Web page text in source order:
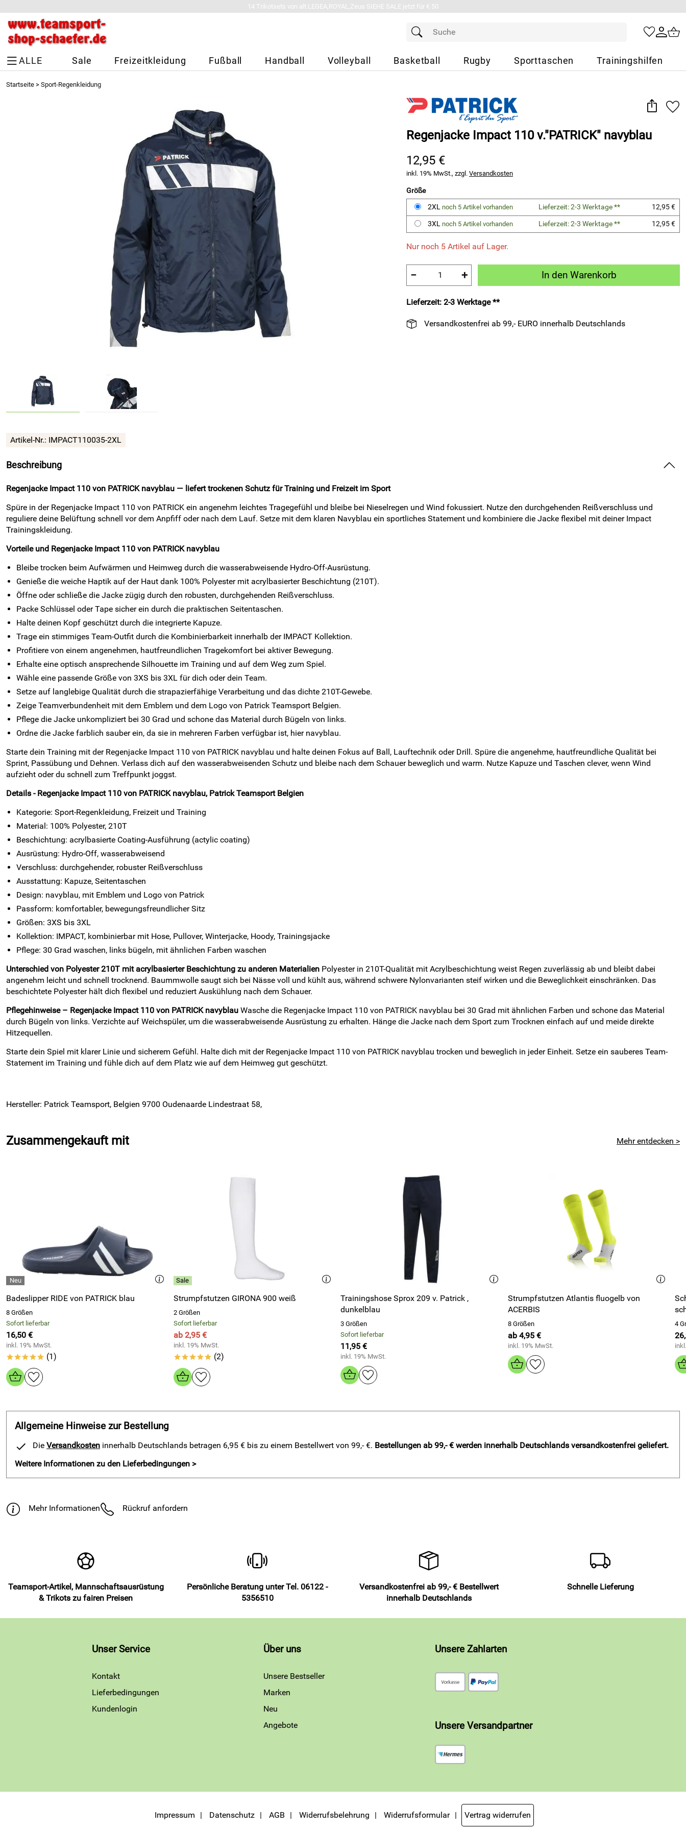
14 Trikotsets von alt.LEGEA,ROYAL,Zeus SIEHE SALE jetzt für € 50
ALLE Sale Freizeitkleidung Fußball Handball Volleyball Basketball Rugby Sporttaschen Trainingshilfen
Startseite > Sport-Regenkleidung
Regenjacke Impact 110 v."PATRICK" navyblau
12,95 €
inkl. 19% MwSt., zzgl. Versandkosten
Größe
2XL noch 5 Artikel vorhanden Lieferzeit: 2-3 Werktage **
12,95 €
3XL noch 5 Artikel vorhanden Lieferzeit: 2-3 Werktage ** 12,95 €
Nur noch 5 Artikel auf Lager.
− + In den Warenkorb
Lieferzeit: 2-3 Werktage **
Versandkostenfrei ab 99,- EURO innerhalb Deutschlands
Artikel-Nr.: IMPACT110035-2XL
Beschreibung
Regenjacke Impact 110 von PATRICK navyblau — liefert trockenen Schutz für Training und Freizeit im Sport
Spüre in der Regenjacke Impact 110 von PATRICK ein angenehm leichtes Tragegefühl und bleibe bei Nieselregen und Wind fokussiert. Nutze den durchgehenden Reißverschluss und
reguliere deine Belüftung schnell vor dem Anpfiff oder nach dem Lauf. Setze mit dem klaren Navyblau ein sportliches Statement und kombiniere die Jacke flexibel mit deiner Impact
Trainingskleidung.
Vorteile und Regenjacke Impact 110 von PATRICK navyblau
Bleibe trocken beim Aufwärmen und Heimweg durch die wasserabweisende Hydro-Off-Ausrüstung.
Genieße die weiche Haptik auf der Haut dank 100% Polyester mit acrylbasierter Beschichtung (210T).
Öffne oder schließe die Jacke zügig durch den robusten, durchgehenden Reißverschluss.
Packe Schlüssel oder Tape sicher ein durch die praktischen Seitentaschen.
Halte deinen Kopf geschützt durch die integrierte Kapuze.
Trage ein stimmiges Team-Outfit durch die Kombinierbarkeit innerhalb der IMPACT Kollektion.
Profitiere von einem angenehmen, hautfreundlichen Tragekomfort bei aktiver Bewegung.
Erhalte eine optisch ansprechende Silhouette im Training und auf dem Weg zum Spiel.
Wähle eine passende Größe von 3XS bis 3XL für dich oder dein Team.
Setze auf langlebige Qualität durch die strapazierfähige Verarbeitung und das dichte 210T-Gewebe.
Zeige Teamverbundenheit mit dem Emblem und dem Logo von Patrick Teamsport Belgien.
Pflege die Jacke unkompliziert bei 30 Grad und schone das Material durch Bügeln von links.
Ordne die Jacke farblich sauber ein, da sie in mehreren Farben verfügbar ist, hier navyblau.
Starte dein Training mit der Regenjacke Impact 110 von PATRICK navyblau und halte deinen Fokus auf Ball, Lauftechnik oder Drill. Spüre die angenehme, hautfreundliche Qualität bei
Sprint, Passübung und Dehnen. Verlass dich auf den wasserabweisenden Schutz und bleibe nach dem Schauer beweglich und warm. Nutze Kapuze und Taschen clever, wenn Wind
aufzieht oder du schnell zum Treffpunkt joggst.
Details - Regenjacke Impact 110 von PATRICK navyblau, Patrick Teamsport Belgien
Kategorie: Sport-Regenkleidung, Freizeit und Training
Material: 100% Polyester, 210T
Beschichtung: acrylbasierte Coating-Ausführung (actylic coating)
Ausrüstung: Hydro-Off, wasserabweisend
Verschluss: durchgehender, robuster Reißverschluss
Ausstattung: Kapuze, Seitentaschen
Design: navyblau, mit Emblem und Logo von Patrick
Passform: komfortabler, bewegungsfreundlicher Sitz
Größen: 3XS bis 3XL
Kollektion: IMPACT, kombinierbar mit Hose, Pullover, Winterjacke, Hoody, Trainingsjacke
Pflege: 30 Grad waschen, links bügeln, mit ähnlichen Farben waschen
Unterschied von Polyester 210T mit acrylbasierter Beschichtung zu anderen Materialien Polyester in 210T-Qualität mit Acrylbeschichtung weist Regen zuverlässig ab und bleibt dabei
angenehm leicht und schnell trocknend. Baummwolle saugt sich bei Nässe voll und kühlt aus, während schwere Nylonvarianten steif wirken und die Beweglichkeit einschränken. Das
beschichtete Polyester hält dich flexibel und reduziert Auskühlung nach dem Schauer.
Pflegehinweise – Regenjacke Impact 110 von PATRICK navyblau Wasche die Regenjacke Impact 110 von PATRICK navyblau bei 30 Grad mit ähnlichen Farben und schone das Material
durch Bügeln von links. Verzichte auf Weichspüler, um die wasserabweisende Ausrüstung zu erhalten. Hänge die Jacke nach dem Sport zum Trocknen einfach auf und meide direkte
Hitzequellen.
Starte dein Spiel mit klarer Linie und sicherem Gefühl. Halte dich mit der Regenjacke Impact 110 von PATRICK navyblau trocken und beweglich in jeder Einheit. Setze ein sauberes Team-
Statement im Training und fühle dich auf dem Platz wie auf dem Heimweg gut geschützt.
Hersteller: Patrick Teamsport, Belgien 9700 Oudenaarde Lindestraat 58,
Zusammengekauft mit Mehr entdecken >
Badeslipper RIDE von PATRICK blau
8 Größen
Sofort lieferbar
16,50 €
inkl. 19% MwSt.
***** (1)
Strumpfstutzen GIRONA 900 weiß
2 Größen
Sofort lieferbar
ab 2,95 €
inkl. 19% MwSt.
***** (2)
Trainingshose Sprox 209 v. Patrick ,
dunkelblau
3 Größen
Sofort lieferbar
11,95 €
inkl. 19% MwSt.
Strumpfstutzen Atlantis fluogelb von
ACERBIS
8 Größen
ab 4,95 €
inkl. 19% MwSt.
4
Allgemeine Hinweise zur Bestellung
Die Versandkosten innerhalb Deutschlands betragen 6,95 € bis zu einem Bestellwert von 99,- €. Bestellungen ab 99,- € werden innerhalb Deutschlands versandkostenfrei geliefert.
Weitere Informationen zu den Lieferbedingungen >
Mehr Informationen Rückruf anfordern
Teamsport-Artikel, Mannschaftsausrüstung
& Trikots zu fairen Preisen
Persönliche Beratung unter Tel. 06122 -
5356510
Versandkostenfrei ab 99,- € Bestellwert
innerhalb Deutschlands
Schnelle Lieferung
Unser Service
Kontakt
Lieferbedingungen
Kundenlogin
Über uns
Unsere Bestseller
Marken
Neu
Angebote
Unsere Zahlarten
Unsere Versandpartner
Impressum Datenschutz AGB Widerrufsbelehrung Widerrufsformular Vertrag widerrufen